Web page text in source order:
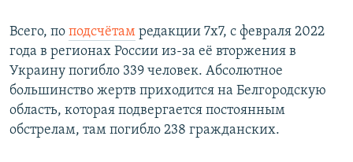
Всего, по подсчётам редакции 7x7, с февраля 2022
года в регионах России из-за её вторжения в
Украину погибло 339 человек. Абсолютное
большинство жертв приходится на Белгородскую
область, которая подвергается постоянным
обстрелам, там погибло 238 гражданских.